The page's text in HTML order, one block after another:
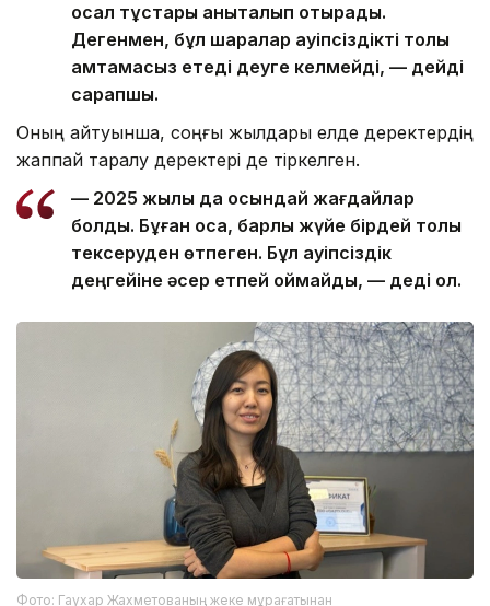
осал тұстары анықталып отырады.
Дегенмен, бұл шаралар қауіпсіздікті толық
қамтамасыз етеді деуге келмейді, — дейді
сарапшы.
Оның айтуынша, соңғы жылдары елде деректердің
жаппай таралу деректері де тіркелген.
— 2025 жылы да осындай жағдайлар
болды. Бұған қоса, барлық жүйе бірдей толық
тексеруден өтпеген. Бұл қауіпсіздік
деңгейіне әсер етпей қоймайды, — деді ол.
Фото: Гаухар Жахметованың жеке мұрағатынан